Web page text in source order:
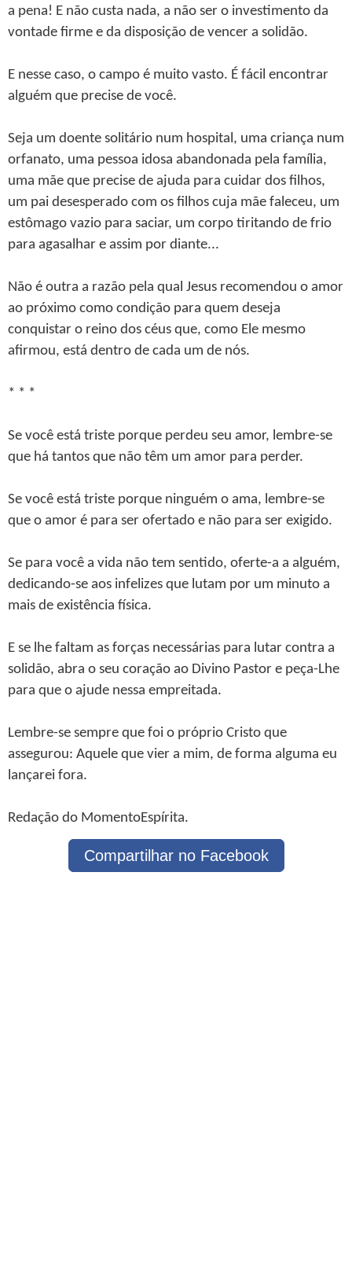
a pena! E não custa nada, a não ser o investimento da
vontade firme e da disposição de vencer a solidão.
E nesse caso, o campo é muito vasto. É fácil encontrar
alguém que precise de você.
Seja um doente solitário num hospital, uma criança num
orfanato, uma pessoa idosa abandonada pela família,
uma mãe que precise de ajuda para cuidar dos filhos,
um pai desesperado com os filhos cuja mãe faleceu, um
estômago vazio para saciar, um corpo tiritando de frio
para agasalhar e assim por diante...
Não é outra a razão pela qual Jesus recomendou o amor
ao próximo como condição para quem deseja
conquistar o reino dos céus que, como Ele mesmo
afirmou, está dentro de cada um de nós.
* * *
Se você está triste porque perdeu seu amor, lembre-se
que há tantos que não têm um amor para perder.
Se você está triste porque ninguém o ama, lembre-se
que o amor é para ser ofertado e não para ser exigido.
Se para você a vida não tem sentido, oferte-a a alguém,
dedicando-se aos infelizes que lutam por um minuto a
mais de existência física.
E se lhe faltam as forças necessárias para lutar contra a
solidão, abra o seu coração ao Divino Pastor e peça-Lhe
para que o ajude nessa empreitada.
Lembre-se sempre que foi o próprio Cristo que
assegurou: Aquele que vier a mim, de forma alguma eu
lançarei fora.
Redação do MomentoEspírita.
Compartilhar no Facebook